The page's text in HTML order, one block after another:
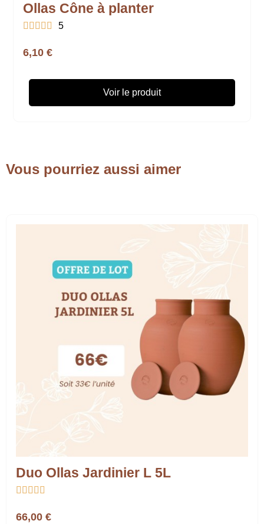
Ollas Cône à planter
     5
6,10 €
Voir le produit
Vous pourriez aussi aimer
Duo Ollas Jardinier L 5L
    
66,00 €